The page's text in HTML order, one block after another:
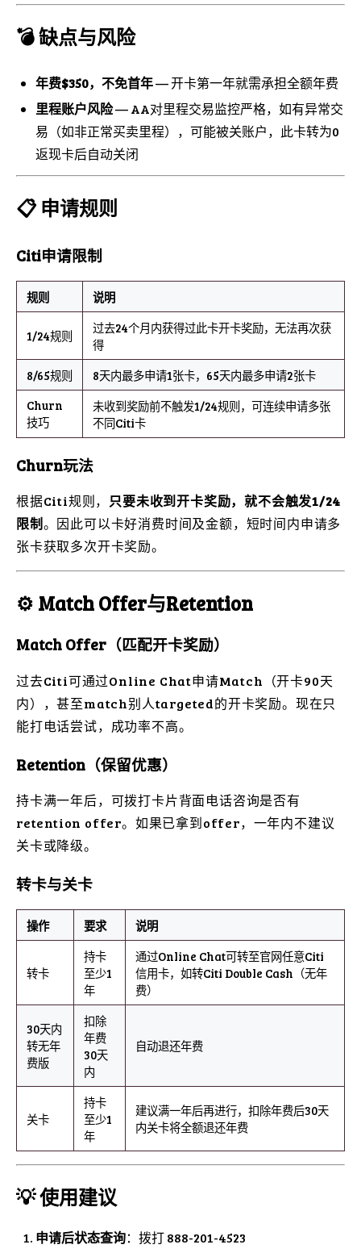
💣 缺点与风险
年费$350，不免首年— 开卡第一年就需承担全额年费
里程账户风险— AA对里程交易监控严格，如有异常交
易（如非正常买卖里程），可能被关账户，此卡转为0
返现卡后自动关闭
📋 申请规则
Citi申请限制
规则 说明
1/24规则
过去24个月内获得过此卡开卡奖励，无法再次获
得
8/65规则
8天内最多申请1张卡，65天内最多申请2张卡
Churn
技巧
未收到奖励前不触发1/24规则，可连续申请多张
不同Citi卡
Churn玩法
根据Citi规则， 只要未收到开卡奖励，就不会触发1/24
限制。因此可以卡好消费时间及金额，短时间内申请多
张卡获取多次开卡奖励。
⚙️ Match Offer与Retention
Match Offer（匹配开卡奖励）
过去Citi可通过Online Chat申请Match（开卡90天
内），甚至match别人targeted的开卡奖励。现在只
能打电话尝试，成功率不高。
Retention（保留优惠）
持卡满一年后，可拨打卡片背面电话咨询是否有
retention offer。如果已拿到offer，一年内不建议
关卡或降级。
转卡与关卡
操作 要求 说明
转卡
持卡
至少1
年
通过Online Chat可转至官网任意Citi
信用卡，如转Citi Double Cash（无年
费）
30天内
转无年
费版
扣除
年费
30天
内
自动退还年费
关卡
持卡
至少1
年
建议满一年后再进行，扣除年费后30天
内关卡将全额退还年费
💡 使用建议
申请后状态查询：拨打 888-201-4523